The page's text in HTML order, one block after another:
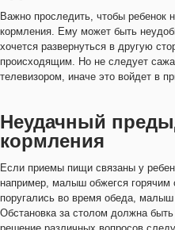
Важно проследить, чтобы
кормления. Ему может быть
хочется развернуться в другую
происходящим. Но не следует
телевизором, иначе это войдет в
Неудачный
кормления
Если приемы пищи связаны у
например, малыш обжегся горячим
поругались во время обеда, малыш
Обстановка за столом должна